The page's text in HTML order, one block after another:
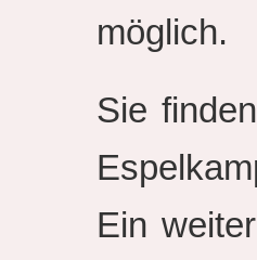
möglich.
Sie
Ein